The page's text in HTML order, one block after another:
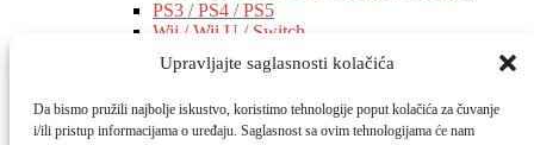
Upravljajte saglasnosti kolačića
Da bismo pružili najbolje iskustvo, koristimo tehnologije poput kolačića za čuvanje
i/ili pristup informacijama o uređaju. Saglasnost sa ovim tehnologijama će nam
PS3 / PS4 / PS5
Wii / Wii U / Switch
Ostalo
AI Software
AI Hardware